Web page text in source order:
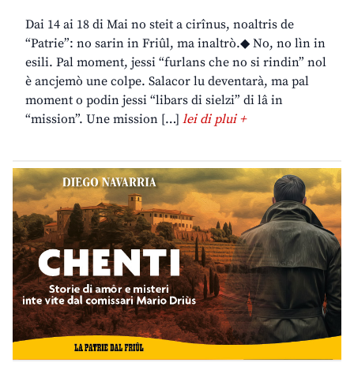
Dai 14 ai 18 di Mai no steit a cirînus, noaltris de
“Patrie”: no sarin in Friûl, ma inaltrò.◆ No, no lìn in
esili. Pal moment, jessi “furlans che no si rindin” nol
è ancjemò une colpe. Salacor lu deventarà, ma pal
moment o podin jessi “libars di sielzi” di lâ in
“mission”. Une mission […] lei di plui +